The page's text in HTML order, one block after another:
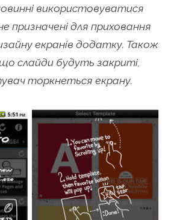
використовуватися
призначені для приховання
екранів додатку. Також
слайди будуть закриті,
торкнеться екрану.